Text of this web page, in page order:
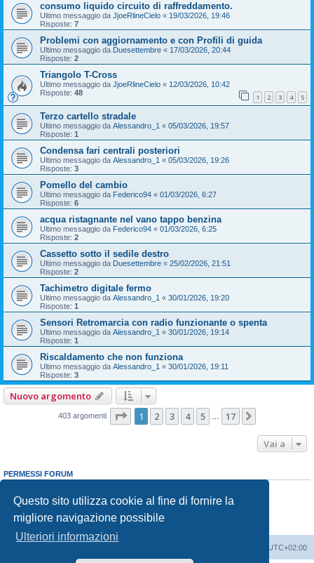
Questo sito utilizza cookie al fine di fornire la
migliore navigazione possibile
Ulteriori informazioni
consumo liquido circuito di raffreddamento.
Ultimo messaggio da JjoeRlineCielo « 19/03/2026, 19:46
Risposte: 7
Problemi con aggiornamento e con Profili di guida
Ultimo messaggio da Duesettembre « 17/03/2026, 20:44
Risposte: 2
Triangolo T-Cross
Ultimo messaggio da JjoeRlineCielo « 12/03/2026, 10:42
Risposte: 48 1 2 3 4 5
Terzo cartello stradale
Ultimo messaggio da Alessandro_1 « 05/03/2026, 19:57
Risposte: 1
Condensa fari centrali posteriori
Ultimo messaggio da Alessandro_1 « 05/03/2026, 19:26
Risposte: 3
Pomello del cambio
Ultimo messaggio da Federico94 « 01/03/2026, 6:27
Risposte: 6
acqua ristagnante nel vano tappo benzina
Ultimo messaggio da Federico94 « 01/03/2026, 6:25
Risposte: 2
Cassetto sotto il sedile destro
Ultimo messaggio da Duesettembre « 25/02/2026, 21:51
Risposte: 2
Tachimetro digitale fermo
Ultimo messaggio da Alessandro_1 « 30/01/2026, 19:20
Risposte: 1
Sensori Retromarcia con radio funzionante o spenta
Ultimo messaggio da Alessandro_1 « 30/01/2026, 19:14
Risposte: 1
Riscaldamento che non funziona
Ultimo messaggio da Alessandro_1 « 30/01/2026, 19:11
Risposte: 3
Nuovo argomento
403 argomenti Pagina di 17
1 2 3 4 5 17
Vai a
PERMESSI FORUM
Non puoirispondere negli argomenti
Non puoimodificare i tuoi messaggi
Non puoicancellare i tuoi messaggi
Non puoi
inviare allegati
UTC+02:00